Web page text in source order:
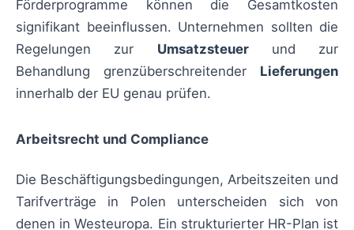
Förderprogramme können die Gesamtkosten
signifikant beeinflussen. Unternehmen sollten die
Regelungen zur Umsatzsteuerund zur
Behandlung grenzüberschreitender Lieferungen
innerhalb der EU genau prüfen.
Arbeitsrecht und Compliance
Die Beschäftigungsbedingungen, Arbeitszeiten und
Tarifverträge in Polen unterscheiden sich von
denen in Westeuropa. Ein strukturierter HR-Plan ist